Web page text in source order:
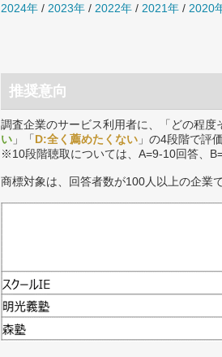
2024年 / 2023年 / 2022年 / 2021年 / 2020
推奨意向
調査企業のサービス利用者に、「どの程
い 」「D:全く薦めたくない 」の4段階で評
※10段階聴取については、A=9-10回答、
商標対象は、回答者数が100人以上の企業で